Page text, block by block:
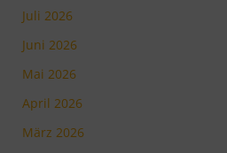
Juli 2026
Juni 2026
Mai 2026
April 2026
März 2026